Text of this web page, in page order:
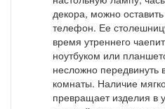
декора, можно
телефон. Ее
время утреннего
ноутбуком или
несложно передвинуть
комнаты. Наличие
превращает изделия в